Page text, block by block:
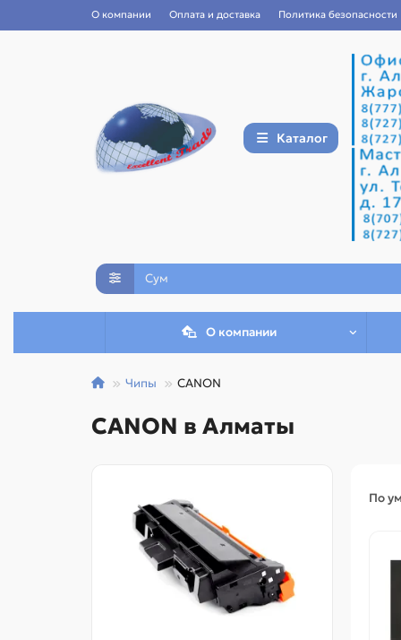
О компании Оплата и доставка Политика безопасности
Каталог
О компании
Чипы CANON
CANON в Алматы
По